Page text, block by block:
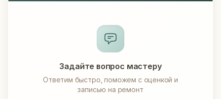
Задайте вопрос мастеру
Ответим быстро, поможем с оценкой и
записью на ремонт